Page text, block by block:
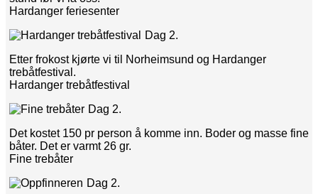
Hardanger feriesenter
Dag 2.
Etter frokost kjørte vi til Norheimsund og Hardanger
trebåtfestival.
Hardanger trebåtfestival
Dag 2.
Det kostet 150 pr person å komme inn. Boder og masse fine
båter. Det er varmt 26 gr.
Fine trebåter
Dag 2.